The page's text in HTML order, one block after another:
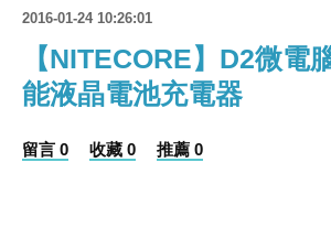
2016-01-24 10:26:01
【NITECORE】D2微電
能液晶電池充電器
留言 0 收藏 0 推薦 0